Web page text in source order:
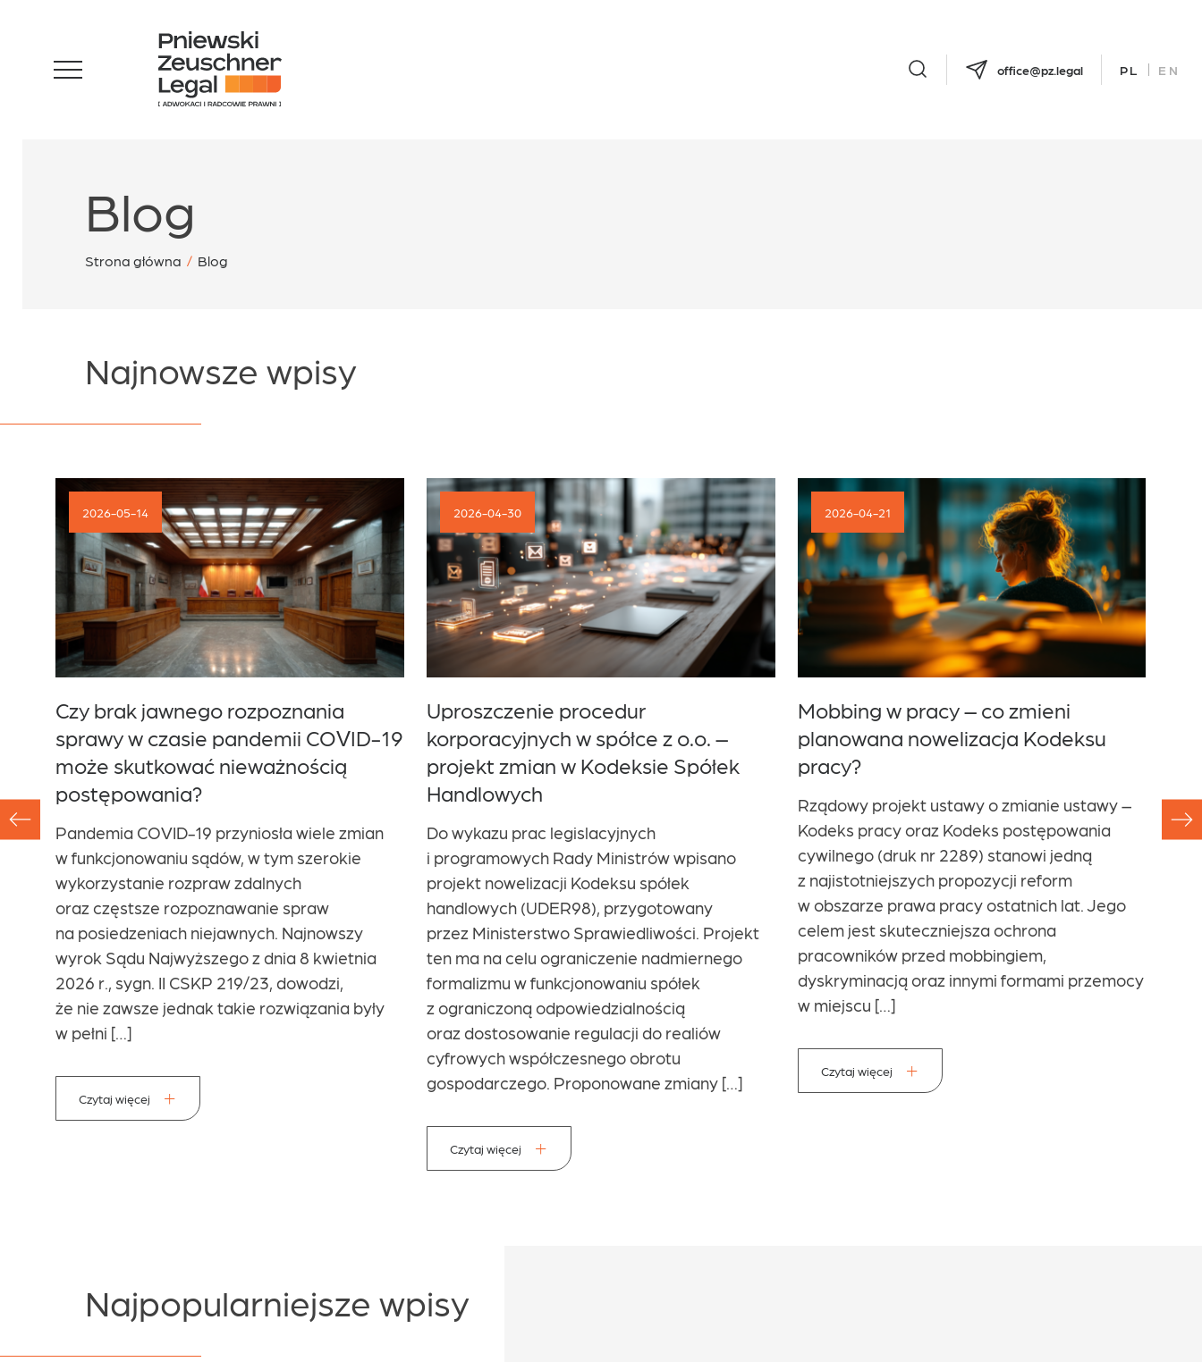
content
Sukcesy
Aktualności
Kariera
Kontakt
office@pz.legal PL EN
Blog
Strona główna / Blog
Najnowsze wpisy
2026-05-14
Czy brak jawnego rozpoznania
sprawy w czasie pandemii COVID-19
może skutkować nieważnością
postępowania?
Pandemia COVID-19 przyniosła wiele zmian
w funkcjonowaniu sądów, w tym szerokie
wykorzystanie rozpraw zdalnych
oraz częstsze rozpoznawanie spraw
na posiedzeniach niejawnych. Najnowszy
wyrok Sądu Najwyższego z dnia 8 kwietnia
2026 r., sygn. II CSKP 219/23, dowodzi,
że nie zawsze jednak takie rozwiązania były
w pełni […]
Czytaj więcej
2026-04-30
Uproszczenie procedur
korporacyjnych w spółce z o.o. –
projekt zmian w Kodeksie Spółek
Handlowych
Do wykazu prac legislacyjnych
i programowych Rady Ministrów wpisano
projekt nowelizacji Kodeksu spółek
handlowych (UDER98), przygotowany
przez Ministerstwo Sprawiedliwości. Projekt
ten ma na celu ograniczenie nadmiernego
formalizmu w funkcjonowaniu spółek
z ograniczoną odpowiedzialnością
oraz dostosowanie regulacji do realiów
cyfrowych współczesnego obrotu
gospodarczego. Proponowane zmiany […]
Czytaj więcej
2026-04-21
Mobbing w pracy – co zmieni
planowana nowelizacja Kodeksu
pracy?
Rządowy projekt ustawy o zmianie ustawy –
Kodeks pracy oraz Kodeks postępowania
cywilnego (druk nr 2289) stanowi jedną
z najistotniejszych propozycji reform
w obszarze prawa pracy ostatnich lat. Jego
celem jest skuteczniejsza ochrona
pracowników przed mobbingiem,
dyskryminacją oraz innymi formami przemocy
w miejscu […]
Czytaj więcej
w
Najpopularniejsze wpisy